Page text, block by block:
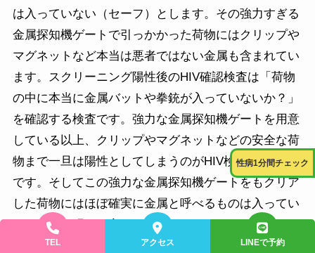
は入っていない（セーフ）とします。その強力すぎる
金属探知機ゲートで引っかかった荷物にはクリップや
マグネットなど本当は悪者ではない金属も含まれてい
ます。スクリーニング陽性後のHIV確認検査は「荷物
の中に本当に金属バットや拳銃が入っていないか？」
を確認する検査です。強力な金属探知機ゲートを用意
している以上、クリップやマグネットなどの安全な荷
物まで一旦は陽性としてしまうのがHIV検査の考え方
です。そしてこの強力な金属探知機ゲートをもクリア
した荷物にはほぼ確実に金属と呼べるものは入ってい
ないと胸を張って言えることになります。
TEL アクセス LINEで予約
性病1分間チェック